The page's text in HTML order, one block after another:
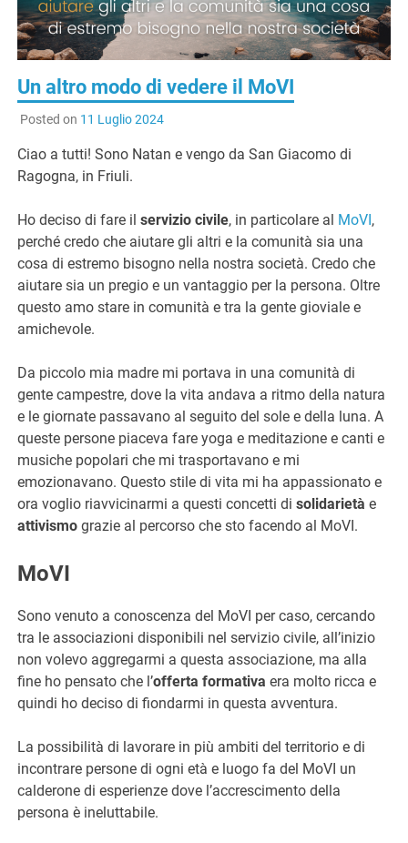
Un altro modo di vedere il MoVI
Posted on 11 Luglio 2024
Ciao a tutti! Sono Natan e vengo da San Giacomo di
Ragogna, in Friuli.
Ho deciso di fare ilservizio civile, in particolare al MoVI,
perché credo che aiutare gli altri e la comunità sia una
cosa di estremo bisogno nella nostra società. Credo che
aiutare sia un pregio e un vantaggio per la persona. Oltre
questo amo stare in comunità e tra la gente gioviale e
amichevole.
Da piccolo mia madre mi portava in una comunità di
gente campestre, dove la vita andava a ritmo della natura
e le giornate passavano al seguito del sole e della luna. A
queste persone piaceva fare yoga e meditazione e canti e
musiche popolari che mi trasportavano e mi
emozionavano. Questo stile di vita mi ha appassionato e
ora voglio riavvicinarmi a questi concetti disolidarietà e
attivismo grazie al percorso che sto facendo al MoVI.
MoVI
Sono venuto a conoscenza del MoVI per caso, cercando
tra le associazioni disponibili nel servizio civile, all’inizio
non volevo aggregarmi a questa associazione, ma alla
fine ho pensato che l’offerta formativa era molto ricca e
quindi ho deciso di fiondarmi in questa avventura.
La possibilità di lavorare in più ambiti del territorio e di
incontrare persone di ogni età e luogo fa del MoVI un
calderone di esperienze dove l’accrescimento della
persona è ineluttabile.